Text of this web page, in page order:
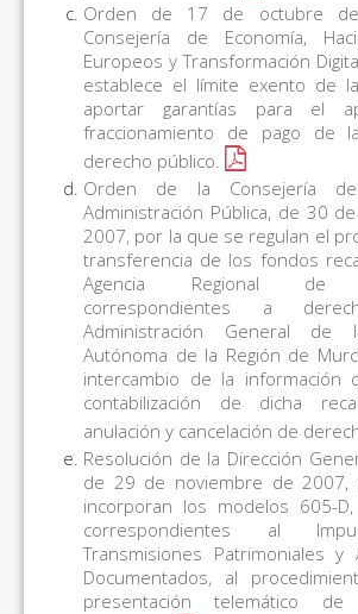
Orden de 17 de octubre
Consejería de Economía,
Europeos y Transformación
establece el límite exento de
aportar garantías para el
fraccionamiento de pago de
derecho público.
Orden de la Consejería
Administración Pública, de 30
2007, por la que se regulan el
transferencia de los fondos
Agencia Regional de
correspondientes a
Administración General de
Autónoma de la Región de
intercambio de la información
contabilización de dicha
anulación y cancelación de
Resolución de la Dirección
de 29 de noviembre de
incorporan los modelos 605-
correspondientes al
Transmisiones Patrimoniales y
Documentados, al
presentación telemático de